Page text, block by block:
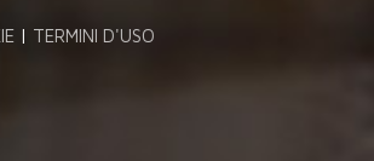
| TERMINI D'USO